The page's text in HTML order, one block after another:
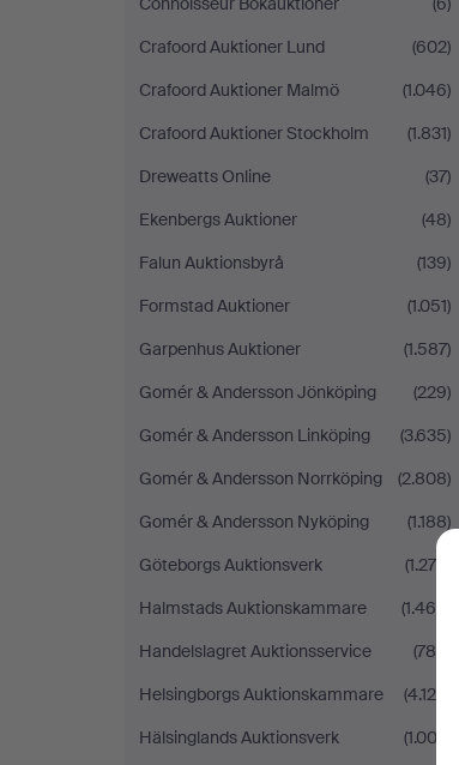
Crafoord Auktioner Lund
(602)
Crafoord Auktioner Malmö
(1.046)
Crafoord Auktioner Stockholm
(1.831)
Dreweatts Online
(37)
Ekenbergs Auktioner
(48)
Falun Auktionsbyrå
(139)
Formstad Auktioner
(1.051)
Garpenhus Auktioner
(1.587)
Gomér & Andersson Jönköping
(229)
Gomér & Andersson Linköping
(3.635)
Gomér & Andersson Norrköping
(2.808)
Gomér & Andersson Nyköping
(1.188)
Göteborgs Auktionsverk
(1.278)
Halmstads Auktionskammare
(1.468)
Handelslagret Auktionsservice
(788)
Helsingborgs Auktionskammare
(4.126)
Hälsinglands Auktionsverk
(1.003)